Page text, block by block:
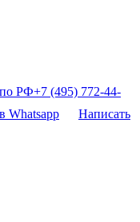
РФ+7 (495) 772-44-
Whatsapp
Написать